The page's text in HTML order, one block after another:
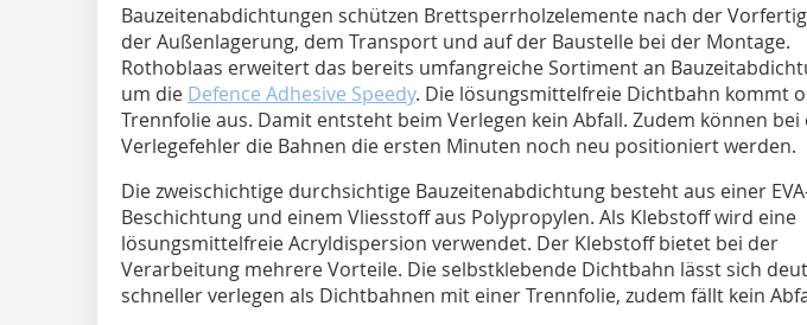
Bauzeitenabdichtungen schützen Brettsperrholzelemente nach der
der Außenlagerung, dem Transport und auf der Baustelle bei der Montage.
Rothoblaas erweitert das bereits umfangreiche Sortiment an
um die Defence Adhesive Speedy. Die lösungsmittelfreie Dichtbahn kommt
Trennfolie aus. Damit entsteht beim Verlegen kein Abfall. Zudem können bei
Verlegefehler die Bahnen die ersten Minuten noch neu positioniert werden.
Die zweischichtige durchsichtige Bauzeitenabdichtung besteht aus einer
Beschichtung und einem Vliesstoff aus Polypropylen. Als Klebstoff wird eine
lösungsmittelfreie Acryldispersion verwendet. Der Klebstoff bietet bei der
Verarbeitung mehrere Vorteile. Die selbstklebende Dichtbahn lässt sich
schneller verlegen als Dichtbahnen mit einer Trennfolie, zudem fällt kein